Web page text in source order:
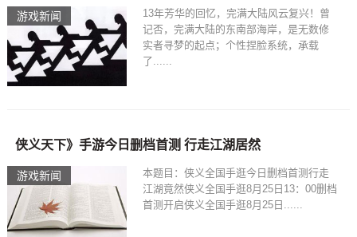
游戏新闻
13年芳华的回忆，完满大陆风云复兴！曾
记否，完满大陆的东南部海岸，是无数修
实者寻梦的起点；个性捏脸系统，承载
了......
游戏新闻
侠义天下》手游今日删档首测 行走江湖居然
本题目：侠义全国手逛今日删档首测行走
江湖竟然侠义全国手逛8月25日13：00删档
首测开启侠义全国手逛8月25日......